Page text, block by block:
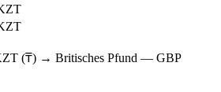
(₸) → Britisches Pfund — GBP